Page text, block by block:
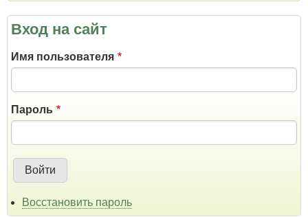
Вход на сайт
Имя пользователя
Пароль
Восстановить пароль